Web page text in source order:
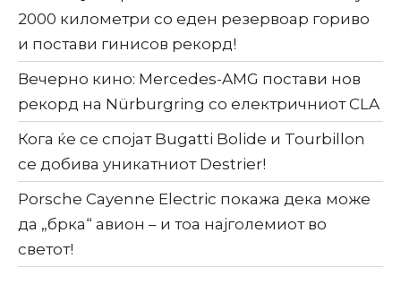
2000 километри со еден резервоар гориво
и постави гинисов рекорд!
Вечерно кино: Mercedes-AMG постави нов
рекорд на Nürburgring со електричниот CLA
Кога ќе се спојат Bugatti Bolide и Tourbillon
се добива уникатниот Destrier!
Porsche Cayenne Electric покажа дека може
да „брка“ авион – и тоа најголемиот во
светот!